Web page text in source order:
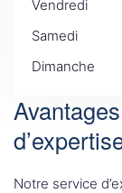
Vendredi
Samedi
Dimanche
Notre service